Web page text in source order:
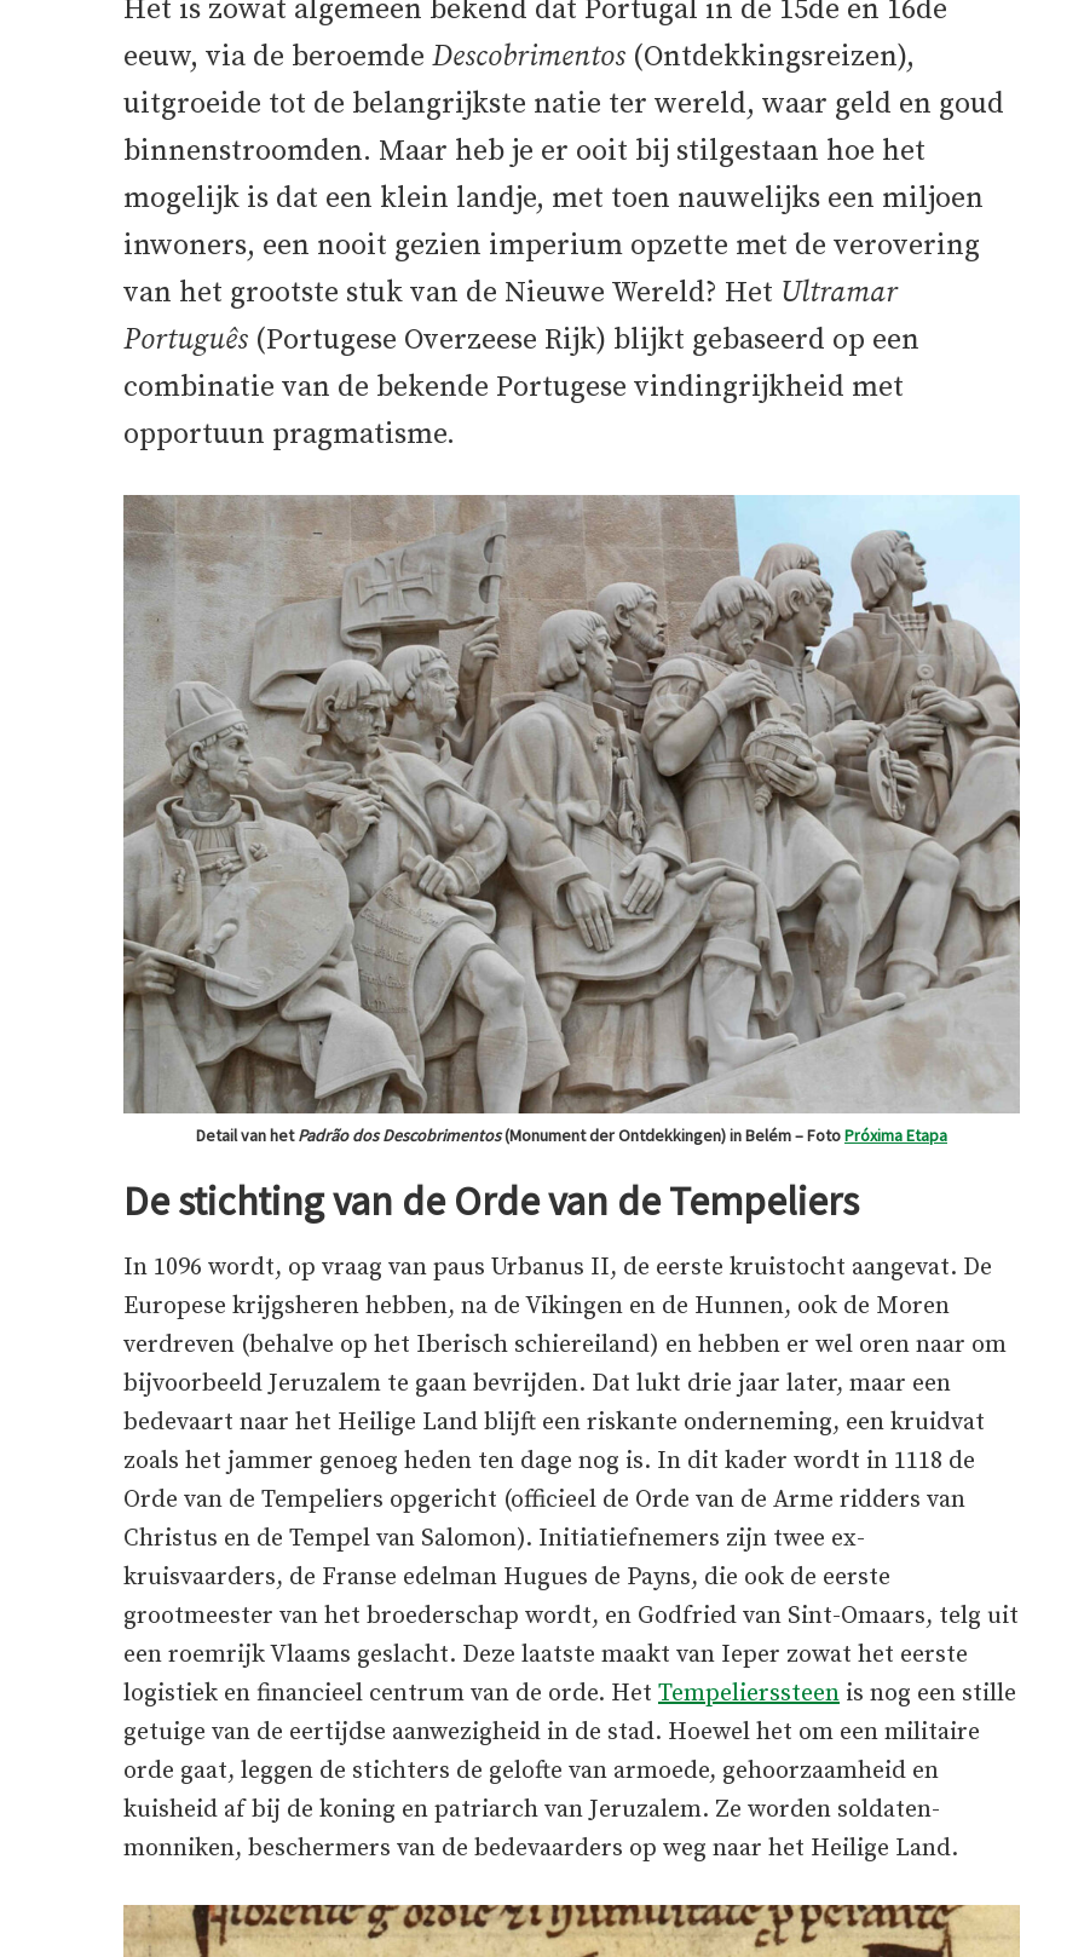
Het is zowat algemeen bekend dat Portugal in de 15de en 16de
eeuw, via de beroemde Descobrimentos (Ontdekkingsreizen),
uitgroeide tot de belangrijkste natie ter wereld, waar geld en goud
binnenstroomden. Maar heb je er ooit bij stilgestaan hoe het
mogelijk is dat een klein landje, met toen nauwelijks een miljoen
inwoners, een nooit gezien imperium opzette met de verovering
van het grootste stuk van de Nieuwe Wereld? Het Ultramar
Português (Portugese Overzeese Rijk) blijkt gebaseerd op een
combinatie van de bekende Portugese vindingrijkheid met
opportuun pragmatisme.
Detail van hetPadrão dos Descobrimentos(Monument der Ontdekkingen) in Belém – FotoPróxima Etapa
De stichting van de Orde van de Tempeliers
In 1096 wordt, op vraag van paus Urbanus II, de eerste kruistocht aangevat. De
Europese krijgsheren hebben, na de Vikingen en de Hunnen, ook de Moren
verdreven (behalve op het Iberisch schiereiland) en hebben er wel oren naar om
bijvoorbeeld Jeruzalem te gaan bevrijden. Dat lukt drie jaar later, maar een
bedevaart naar het Heilige Land blijft een riskante onderneming, een kruidvat
zoals het jammer genoeg heden ten dage nog is. In dit kader wordt in 1118 de
Orde van de Tempeliers opgericht (officieel de Orde van de Arme ridders van
Christus en de Tempel van Salomon). Initiatiefnemers zijn twee ex-
kruisvaarders, de Franse edelman Hugues de Payns, die ook de eerste
grootmeester van het broederschap wordt, en Godfried van Sint-Omaars, telg uit
een roemrijk Vlaams geslacht. Deze laatste maakt van Ieper zowat het eerste
logistiek en financieel centrum van de orde. Het Tempelierssteen is nog een stille
getuige van de eertijdse aanwezigheid in de stad. Hoewel het om een militaire
orde gaat, leggen de stichters de gelofte van armoede, gehoorzaamheid en
kuisheid af bij de koning en patriarch van Jeruzalem. Ze worden soldaten-
monniken, beschermers van de bedevaarders op weg naar het Heilige Land.